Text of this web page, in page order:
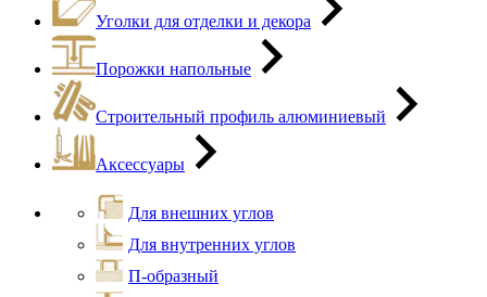
Уголки для отделки и декора
Порожки напольные
Строительный профиль алюминиевый
Аксессуары
Для внешних углов
Для внутренних углов
П-образный